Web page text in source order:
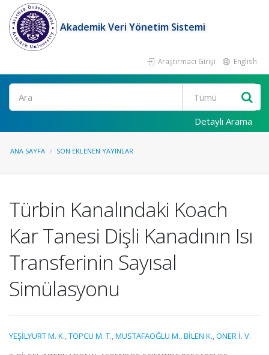
Akademik Veri Yönetim Sistemi
Araştırmacı Girişi English
Ara
Detaylı Arama
ANA SAYFA SON EKLENEN YAYINLAR
Türbin Kanalındaki Koach
Kar Tanesi Dişli Kanadının Isı
Transferinin Sayısal
Simülasyonu
YEŞİLYURT M. K.,TOPCU M. T.,MUSTAFAOĞLU M.,BİLEN K.,ÖNER İ. V.